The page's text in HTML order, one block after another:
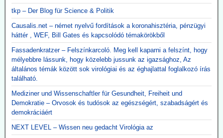
tkp – Der Blog für Science & Politik
Causalis.net – német nyelvű fordítások a koronahisztéria, pénzügyi
háttér , WEF, Bill Gates és kapcsolódó témakörökből
Fassadenkratzer – Felszínkarcoló. Meg kell kaparni a felszínt, hogy
mélyebbre lássunk, hogy közelebb jussunk az igazsághoz, Az
általános témák között sok virológiai és az éghajlattal foglalkozó írás
található.
Mediziner und Wissenschaftler für Gesundheit, Freiheit und
Demokratie – Orvosok és tudósok az egészségért, szabadságért és
demokráciáért
NEXT LEVEL – Wissen neu gedacht Virológia az